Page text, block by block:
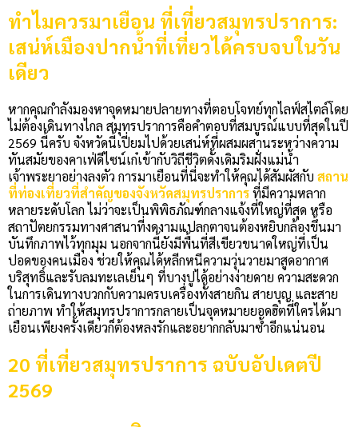
ทำไมควรมาเยือน ที่เที่ยวสมุทรปราการ:
เสน่ห์เมืองปากน้ำที่เที่ยวได้ครบจบในวัน
เดียว
หากคุณกำลังมองหาจุดหมายปลายทางที่ตอบโจทย์ทุกไลฟ์สไตล์โดย
ไม่ต้องเดินทางไกล สมุทรปราการคือคำตอบที่สมบูรณ์แบบที่สุดในปี
2569 นี้ครับ จังหวัดนี้เปี่ยมไปด้วยเสน่ห์ที่ผสมผสานระหว่างความ
ทันสมัยของคาเฟ่ดีไซน์เก๋เข้ากับวิถีชีวิตดั้งเดิมริมฝั่งแม่น้ำ
เจ้าพระยาอย่างลงตัว การมาเยือนที่นี่จะทำให้คุณได้สัมผัสกับ สถาน
ที่ท่องเที่ยวที่สำคัญของจังหวัดสมุทรปราการที่มีความหลาก
หลายระดับโลก ไม่ว่าจะเป็นพิพิธภัณฑ์กลางแจ้งที่ใหญ่ที่สุด หรือ
สถาปัตยกรรมทางศาสนาที่งดงามแปลกตาจนต้องหยิบกล้องขึ้นมา
บันทึกภาพไว้ทุกมุม นอกจากนี้ยังมีพื้นที่สีเขียวขนาดใหญ่ที่เป็น
ปอดของคนเมือง ช่วยให้คุณได้หลีกหนีความวุ่นวายมาสูดอากาศ
บริสุทธิ์และรับลมทะเลเย็นๆ ที่บางปูได้อย่างง่ายดาย ความสะดวก
ในการเดินทางบวกกับความครบเครื่องทั้งสายกิน สายบุญ และสาย
ถ่ายภาพ ทำให้สมุทรปราการกลายเป็นจุดหมายยอดฮิตที่ใครได้มา
เยือนเพียงครั้งเดียวก็ต้องหลงรักและอยากกลับมาซ้ำอีกแน่นอน
20 ที่เที่ยวสมุทรปราการ ฉบับอัปเดตปี
2569